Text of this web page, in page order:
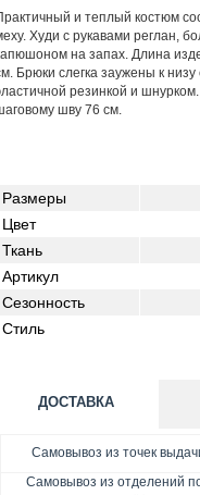
и теплый костюм
Худи с рукавами реглан,
на запах. Длина
Брюки слегка заужены к
резинкой и
шву 76 см.
Размеры
Цвет
Ткань
Артикул
Сезонность
Стиль
ДОСТАВКА
Самовывоз из точек
Самовывоз из отделений
Оплата при
Pay,
Гарантия. Обмен/
Доставка за счет